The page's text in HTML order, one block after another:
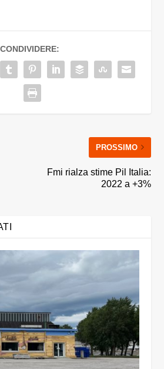
CONDIVIDERE:
PROSSIMO
Fmi rialza stime Pil Italia:
2022 a +3%